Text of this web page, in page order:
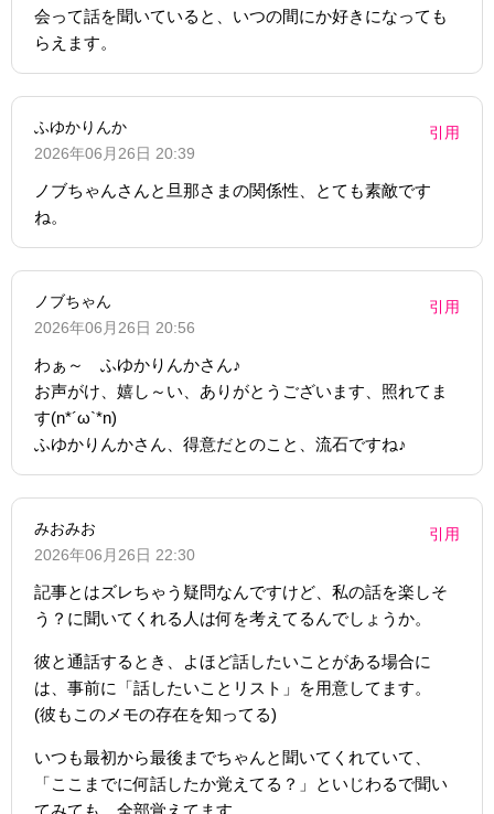
会って話を聞いていると、いつの間にか好きになっても
らえます。
ふゆかりんか
2026年06月26日 20:39
引用
ノブちゃんさんと旦那さまの関係性、とても素敵です
ね。
ノブちゃん
2026年06月26日 20:56
引用
わぁ～ ふゆかりんかさん♪
お声がけ、嬉し～い、ありがとうございます、照れてま
す(n*´ω`*n)
ふゆかりんかさん、得意だとのこと、流石ですね♪
みおみお
2026年06月26日 22:30
引用
記事とはズレちゃう疑問なんですけど、私の話を楽しそ
う？に聞いてくれる人は何を考えてるんでしょうか。
彼と通話するとき、よほど話したいことがある場合に
は、事前に「話したいことリスト」を用意してます。
(彼もこのメモの存在を知ってる)
いつも最初から最後までちゃんと聞いてくれていて、
「ここまでに何話したか覚えてる？」といじわるで聞い
てみても、全部覚えてます。